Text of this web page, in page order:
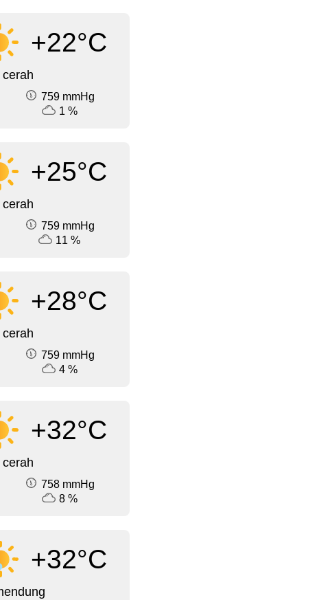
+22°C
759 mmHg
1 %
+25°C
759 mmHg
11 %
+28°C
759 mmHg
4 %
+32°C
758 mmHg
8 %
+32°C